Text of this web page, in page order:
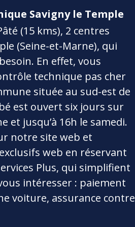
Savigny le Temple
(15 kms), 2 centres
(Seine-et-Marne), qui
En effet, vous
technique pas cher
située au sud-est de
est ouvert six jours sur
et jusqu’à 16h le samedi.
notre site web et
web en réservant
Plus, qui simplifient
intéresser : paiement
voiture, assurance contre